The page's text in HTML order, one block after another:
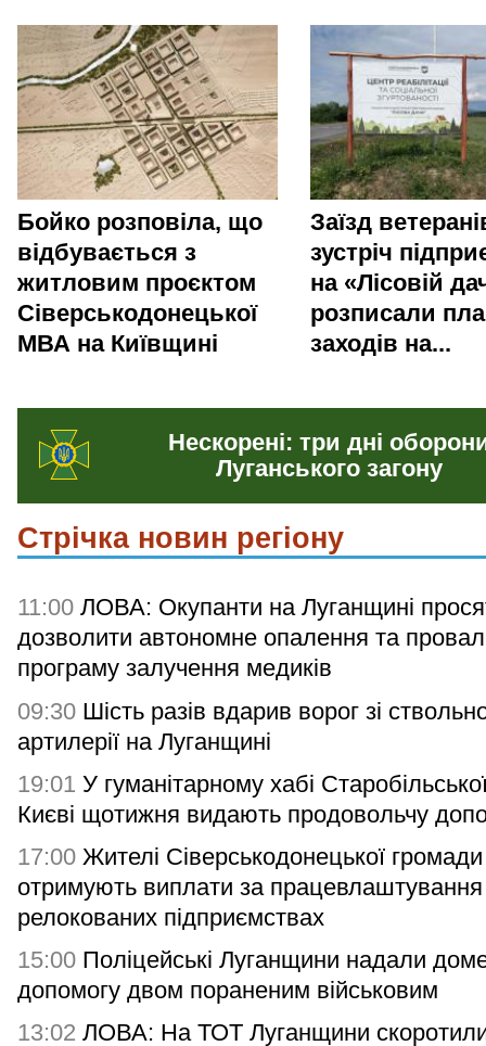
Бойко розповіла, що
відбувається з
житловим проєктом
Сіверськодонецької
МВА на Київщині
Заїзд
зустріч
на «Лісовій
розписали
заходів на...
Нескорені: три дні
Луганського загону
Стрічка новин регіону
11:00 ЛОВА: Окупанти на Луганщині
дозволити автономне опалення та
програму залучення медиків
09:30 Шість разів вдарив ворог зі
артилерії на Луганщині
19:01 У гуманітарному хабі
Києві щотижня видають продовольчу
17:00 Жителі Сіверськодонецької
отримують виплати за
релокованих підприємствах
15:00 Поліцейські Луганщини надали
допомогу двом пораненим військовим
13:02 ЛОВА: На ТОТ Луганщини